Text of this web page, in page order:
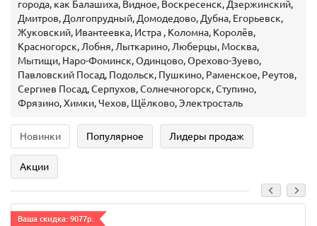
города, как Балашиха, Видное, Воскресенск, Дзержинский,
Дмитров, Долгопрудный, Домодедово, Дубна, Егорьевск,
Жуковский, Ивантеевка, Истра , Коломна, Королёв,
Красногорск, Лобня, Лыткарино, Люберцы, Москва,
Мытищи, Наро-Фоминск, Одинцово, Орехово-Зуево,
Павловский Посад, Подольск, Пушкино, Раменское, Реутов,
Сергиев Посад, Серпухов, Солнечногорск, Ступино,
Фрязино, Химки, Чехов, Щёлково, Электросталь
Новинки Популярное Лидеры продаж
Акции
Ваша скидка: 9077р.